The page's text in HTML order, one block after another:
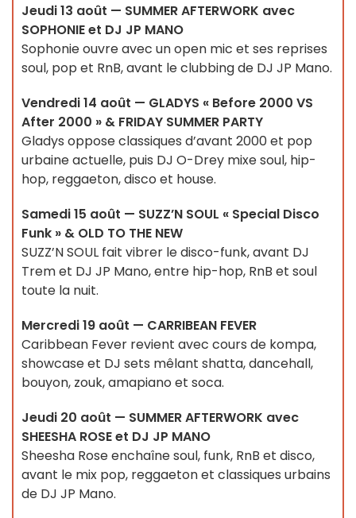
Jeudi 13 août — SUMMER AFTERWORK avec
SOPHONIE et DJ JP MANO
Sophonie ouvre avec un open mic et ses reprises
soul, pop et RnB, avant le clubbing de DJ JP Mano.
Vendredi 14 août — GLADYS « Before 2000 VS
After 2000 » & FRIDAY SUMMER PARTY
Gladys oppose classiques d’avant 2000 et pop
urbaine actuelle, puis DJ O-Drey mixe soul, hip-
hop, reggaeton, disco et house.
Samedi 15 août — SUZZ’N SOUL « Special Disco
Funk » & OLD TO THE NEW
SUZZ’N SOUL fait vibrer le disco-funk, avant DJ
Trem et DJ JP Mano, entre hip-hop, RnB et soul
toute la nuit.
Mercredi 19 août — CARRIBEAN FEVER
Caribbean Fever revient avec cours de kompa,
showcase et DJ sets mêlant shatta, dancehall,
bouyon, zouk, amapiano et soca.
Jeudi 20 août — SUMMER AFTERWORK avec
SHEESHA ROSE et DJ JP MANO
Sheesha Rose enchaîne soul, funk, RnB et disco,
avant le mix pop, reggaeton et classiques urbains
de DJ JP Mano.